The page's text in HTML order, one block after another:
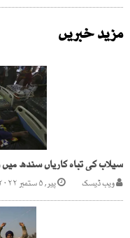
مزید خبریں
سیلاب کی تباہ کاریاں سندھ میں وبائی
ویب ڈیسک پیر, ۵ ستمبر ۲۰۲۲